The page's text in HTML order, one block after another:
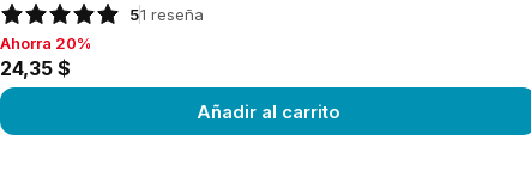
51 reseña
Ahorra 20%, 24,35 $
Ahorra 20%
24,35 $
Añadir al carrito